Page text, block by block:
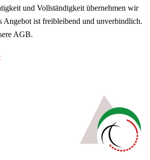
und Vollständigkeit übernehmen wir
Angebot ist freibleibend und unverbindlich.
AGB.